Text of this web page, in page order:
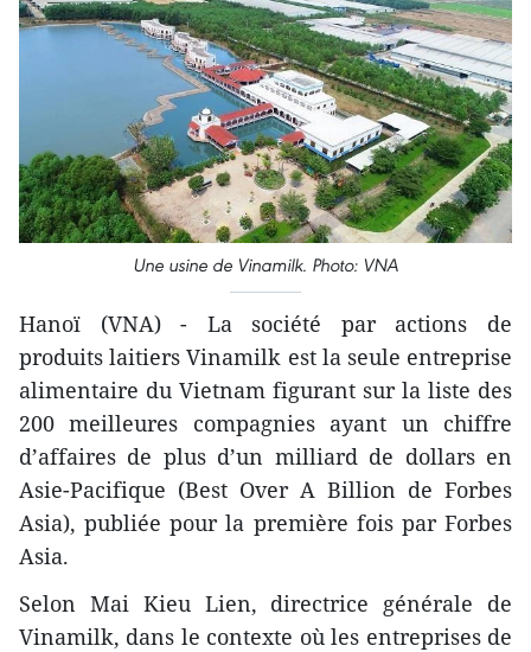
Une usine de Vinamilk. Photo: VNA
Hanoï (VNA) - La société par actions de
produits laitiers Vinamilk est la seule entreprise
alimentaire du Vietnam figurant sur la liste des
200 meilleures compagnies ayant un chiffre
d’affaires de plus d’un milliard de dollars en
Asie-Pacifique (Best Over A Billion de Forbes
Asia), publiée pour la première fois par Forbes
Asia.
Selon Mai Kieu Lien, directrice générale de
Vinamilk, dans le contexte où les entreprises de